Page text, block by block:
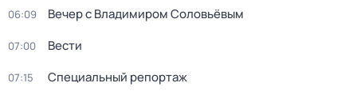
06:09 Вечер с Владимиром Соловьёвым
07:00 Вести
07:15 Специальный репортаж